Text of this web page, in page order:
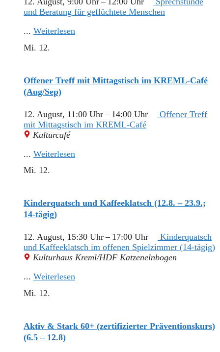
und Beratung für geflüchtete Menschen
... Weiterlesen
Mi. 12.
Offener Treff mit Mittagstisch im KREML-Café
(Aug/Sep)
12. August, 11:00 Uhr– 14:00 Uhr
Offener Treff
mit Mittagstisch im KREML-Café
Kulturcafé
... Weiterlesen
Mi. 12.
Kinderquatsch und Kaffeeklatsch (12.8. – 23.9.;
14-tägig)
12. August, 15:30 Uhr– 17:00 Uhr
Kinderquatsch
und Kaffeeklatsch im offenen Spielzimmer (14-tägig)
Kulturhaus Kreml/HDF Katzenelnbogen
... Weiterlesen
Mi. 12.
Aktiv & Stark 60+ (zertifizierter Präventionskurs)
(6.5 – 12.8)